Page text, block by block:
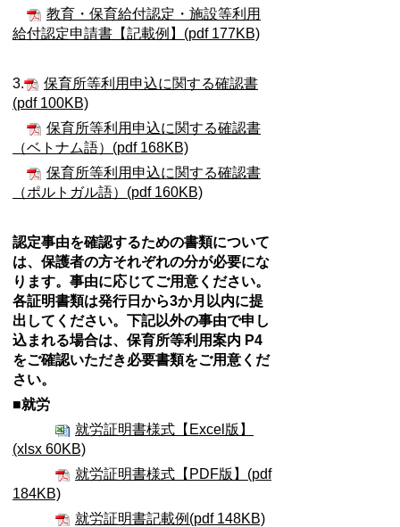
教育・保育給付認定・施設等利用
給付認定申請書【記載例】(pdf 177KB)
3.
保育所等利用申込に関する確認書
(pdf 100KB)
保育所等利用申込に関する確認書
（ベトナム語）(pdf 168KB)
保育所等利用申込に関する確認書
（ポルトガル語）(pdf 160KB)
認定事由を確認するための書類について
は、保護者の方それぞれの分が必要にな
ります。 事由に応じてご用意ください。
各証明書類は発行日から3か月以内に提
出してください。 下記以外の事由で申し
込まれる場合は、保育所等利用案内 P4
をご確認いただき必要書類をご用意くだ
さい。
■就労
就労証明書様式【Excel版】
(xlsx 60KB)
就労証明書様式【PDF版】(pdf
184KB)
就労証明書記載例(pdf 148KB)